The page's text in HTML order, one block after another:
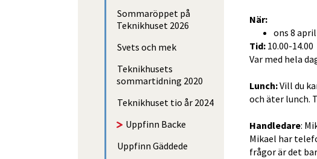
När:
ons 8 april
Tid: 10.00-14.00
Var med hela
Lunch: Vill du
och äter lunch.
Handledare:
Mikael har
frågor är det
Sommaröppet på
Teknikhuset 2026
Svets och mek
Teknikhusets
sommartidning 2020
Teknikhuset tio år 2024
Uppfinn Backe
Uppfinn Gäddede